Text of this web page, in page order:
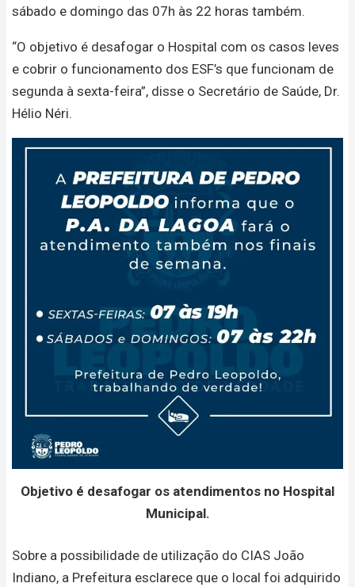
sábado e domingo das 07h às 22 horas também.
“O objetivo é desafogar o Hospital com os casos leves
e cobrir o funcionamento dos ESF’s que funcionam de
segunda à sexta-feira”, disse o Secretário de Saúde, Dr.
Hélio Néri.
Objetivo é desafogar os atendimentos no Hospital
Municipal.
Sobre a possibilidade de utilização do CIAS João
Indiano, a Prefeitura esclarece que o local foi adquirido